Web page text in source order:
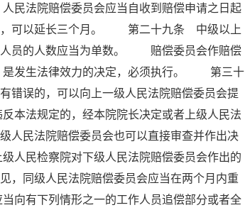
法院赔偿委员会应当自收到赔偿申请之日起
，可以延长三个月。 第二十九条 中级以上
人员的人数应当为单数。 赔偿委员会作赔偿
发生法律效力的决定，必须执行。 第三十
错误的，可以向上一级人民法院赔偿委员会提
法规定的，经本院院长决定或者上级人民法
人民法院赔偿委员会也可以直接审查并作出决
民检察院对下级人民法院赔偿委员会作出的
，同级人民法院赔偿委员会应当在两个月内重
有下列情形之一的工作人员追偿部分或者全